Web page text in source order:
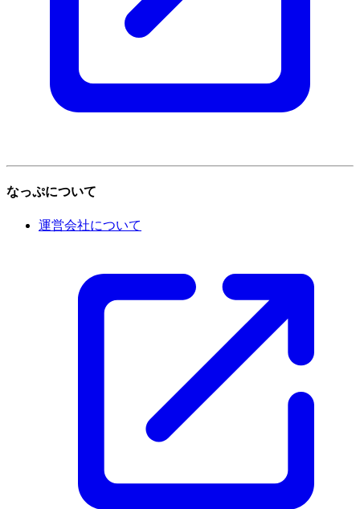
なっぷについて
運営会社について